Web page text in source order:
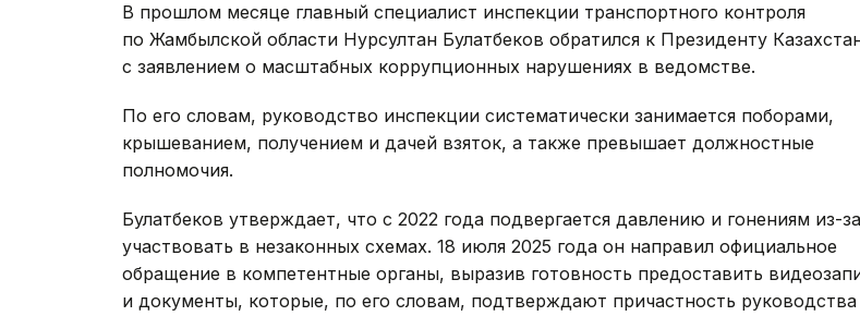
В прошлом месяце главный специалист инспекции транспортного контроля
по Жамбылской области Нурсултан Булатбеков обратился к Президенту
с заявлением о масштабных коррупционных нарушениях в ведомстве.
По его словам, руководство инспекции систематически занимается поборами,
крышеванием, получением и дачей взяток, а также превышает должностные
полномочия.
Булатбеков утверждает, что с 2022 года подвергается давлению и гонениям из-
участвовать в незаконных схемах. 18 июля 2025 года он направил официальное
обращение в компетентные органы, выразив готовность предоставить
и документы, которые, по его словам, подтверждают причастность руководства